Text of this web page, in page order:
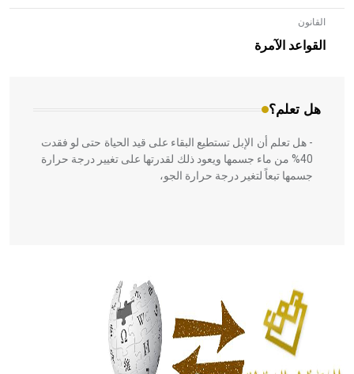
القانون
القواعد الآمرة
هل تعلم؟
- هل تعلم أن الأبلق نوع من الفنون الهندسية التي ارتبطت
بالعمارة الإسلامية في بلاد الشام ومصر خاصة، حيث يحرص
المعمار على بناء مداميكه وخاصة في الواجهات
- هل تعلم أن الإبل تستطيع البقاء على قيد الحياة حتى لو فقدت
40% من ماء جسمها ويعود ذلك لقدرتها على تغيير درجة حرارة
جسمها تبعاً لتغير درجة حرارة الجو،
الحكم، الأدلة، تنظيم التغذية، ورسالته في جروح الرأس. ويعود
له الفضل بأنه حرر الطب من الدين والفلسفة.